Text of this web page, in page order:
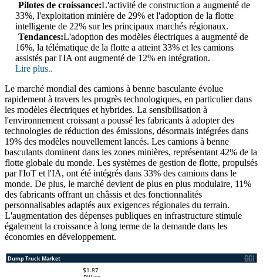
Pilotes de croissance:L'activité de construction a augmenté de
33%, l'exploitation minière de 29% et l'adoption de la flotte
intelligente de 22% sur les principaux marchés régionaux.
Tendances:L'adoption des modèles électriques a augmenté de
16%, la télématique de la flotte a atteint 33% et les camions
assistés par l'IA ont augmenté de 12% en intégration.
Lire plus..
Le marché mondial des camions à benne basculante évolue
rapidement à travers les progrès technologiques, en particulier dans
les modèles électriques et hybrides. La sensibilisation à
l'environnement croissant a poussé les fabricants à adopter des
technologies de réduction des émissions, désormais intégrées dans
19% des modèles nouvellement lancés. Les camions à benne
basculants dominent dans les zones minières, représentant 42% de la
flotte globale du monde. Les systèmes de gestion de flotte, propulsés
par l'IoT et l'IA, ont été intégrés dans 33% des camions dans le
monde. De plus, le marché devient de plus en plus modulaire, 11%
des fabricants offrant un châssis et des fonctionnalités
personnalisables adaptés aux exigences régionales du terrain.
L'augmentation des dépenses publiques en infrastructure stimule
également la croissance à long terme de la demande dans les
économies en développement.